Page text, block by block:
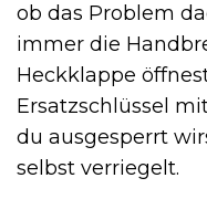
ob das Problem
immer die
Heckklappe
Ersatzschlüssel
du ausgesperrt
selbst verriegelt.